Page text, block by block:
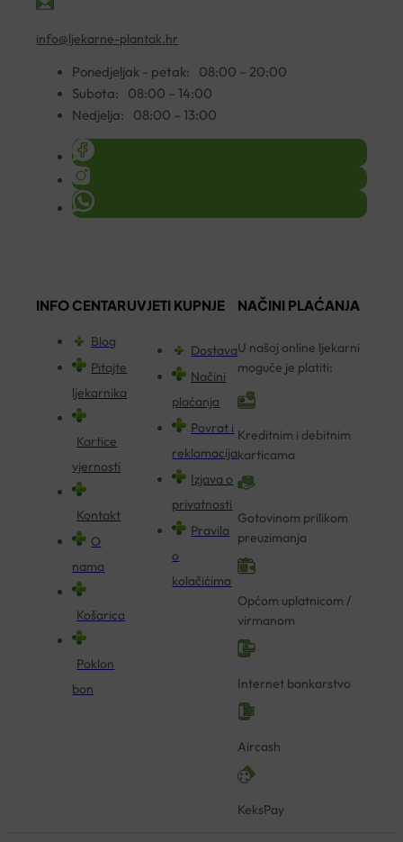
info@ljekarne-plantak.hr
Ponedjeljak - petak:
08:00 – 20:00
Subota:
08:00 – 14:00
Nedjelja:
08:00 – 13:00
INFO CENTAR
Blog
Pitajte
ljekarnika
Kartice
vjernosti
Kontakt
O
nama
Košarica
Poklon
bon
UVJETI KUPNJE
Dostava
Načini
plaćanja
Povrat i
reklamacija
Izjava o
privatnosti
Pravila
o
kolačićima
NAČINI PLAĆANJA
U našoj online ljekarni
moguće je platiti:
Kreditnim i debitnim
karticama
Gotovinom prilikom
preuzimanja
Općom uplatnicom /
virmanom
Internet bankarstvo
Aircash
KeksPay